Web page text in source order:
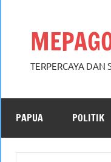
TERPERCAYA DAN
PAPUA POLITIK